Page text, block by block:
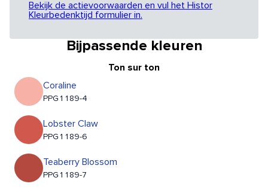
Bekijk de actievoorwaarden en vul het Histor
Kleurbedenktijd formulier in.
Bijpassende kleuren
Ton sur ton
Coraline
PPG1189-4
Lobster Claw
PPG1189-6
Teaberry Blossom
PPG1189-7